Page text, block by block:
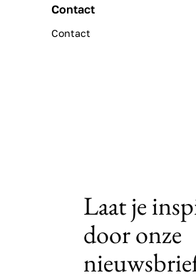
Contact
Contact
Laat je
door onze